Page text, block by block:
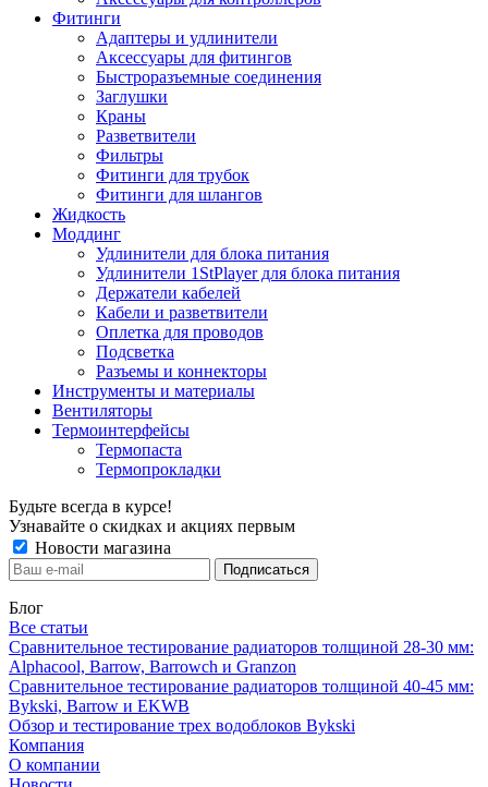
Фитинги
Адаптеры и удлинители
Аксессуары для фитингов
Быстроразъемные соединения
Заглушки
Краны
Разветвители
Фильтры
Фитинги для трубок
Фитинги для шлангов
Жидкость
Моддинг
Удлинители для блока питания
Удлинители 1StPlayer для блока питания
Держатели кабелей
Кабели и разветвители
Оплетка для проводов
Подсветка
Разъемы и коннекторы
Инструменты и материалы
Вентиляторы
Термоинтерфейсы
Термопаста
Термопрокладки
Будьте всегда в курсе!
Узнавайте о скидках и акциях первым
Новости магазина
Блог
Все статьи
Сравнительное тестирование радиаторов толщиной 28-30 мм:
Alphacool, Barrow, Barrowch и Granzon
Сравнительное тестирование радиаторов толщиной 40-45 мм:
Bykski, Barrow и EKWB
Обзор и тестирование трех водоблоков Bykski
Компания
О компании